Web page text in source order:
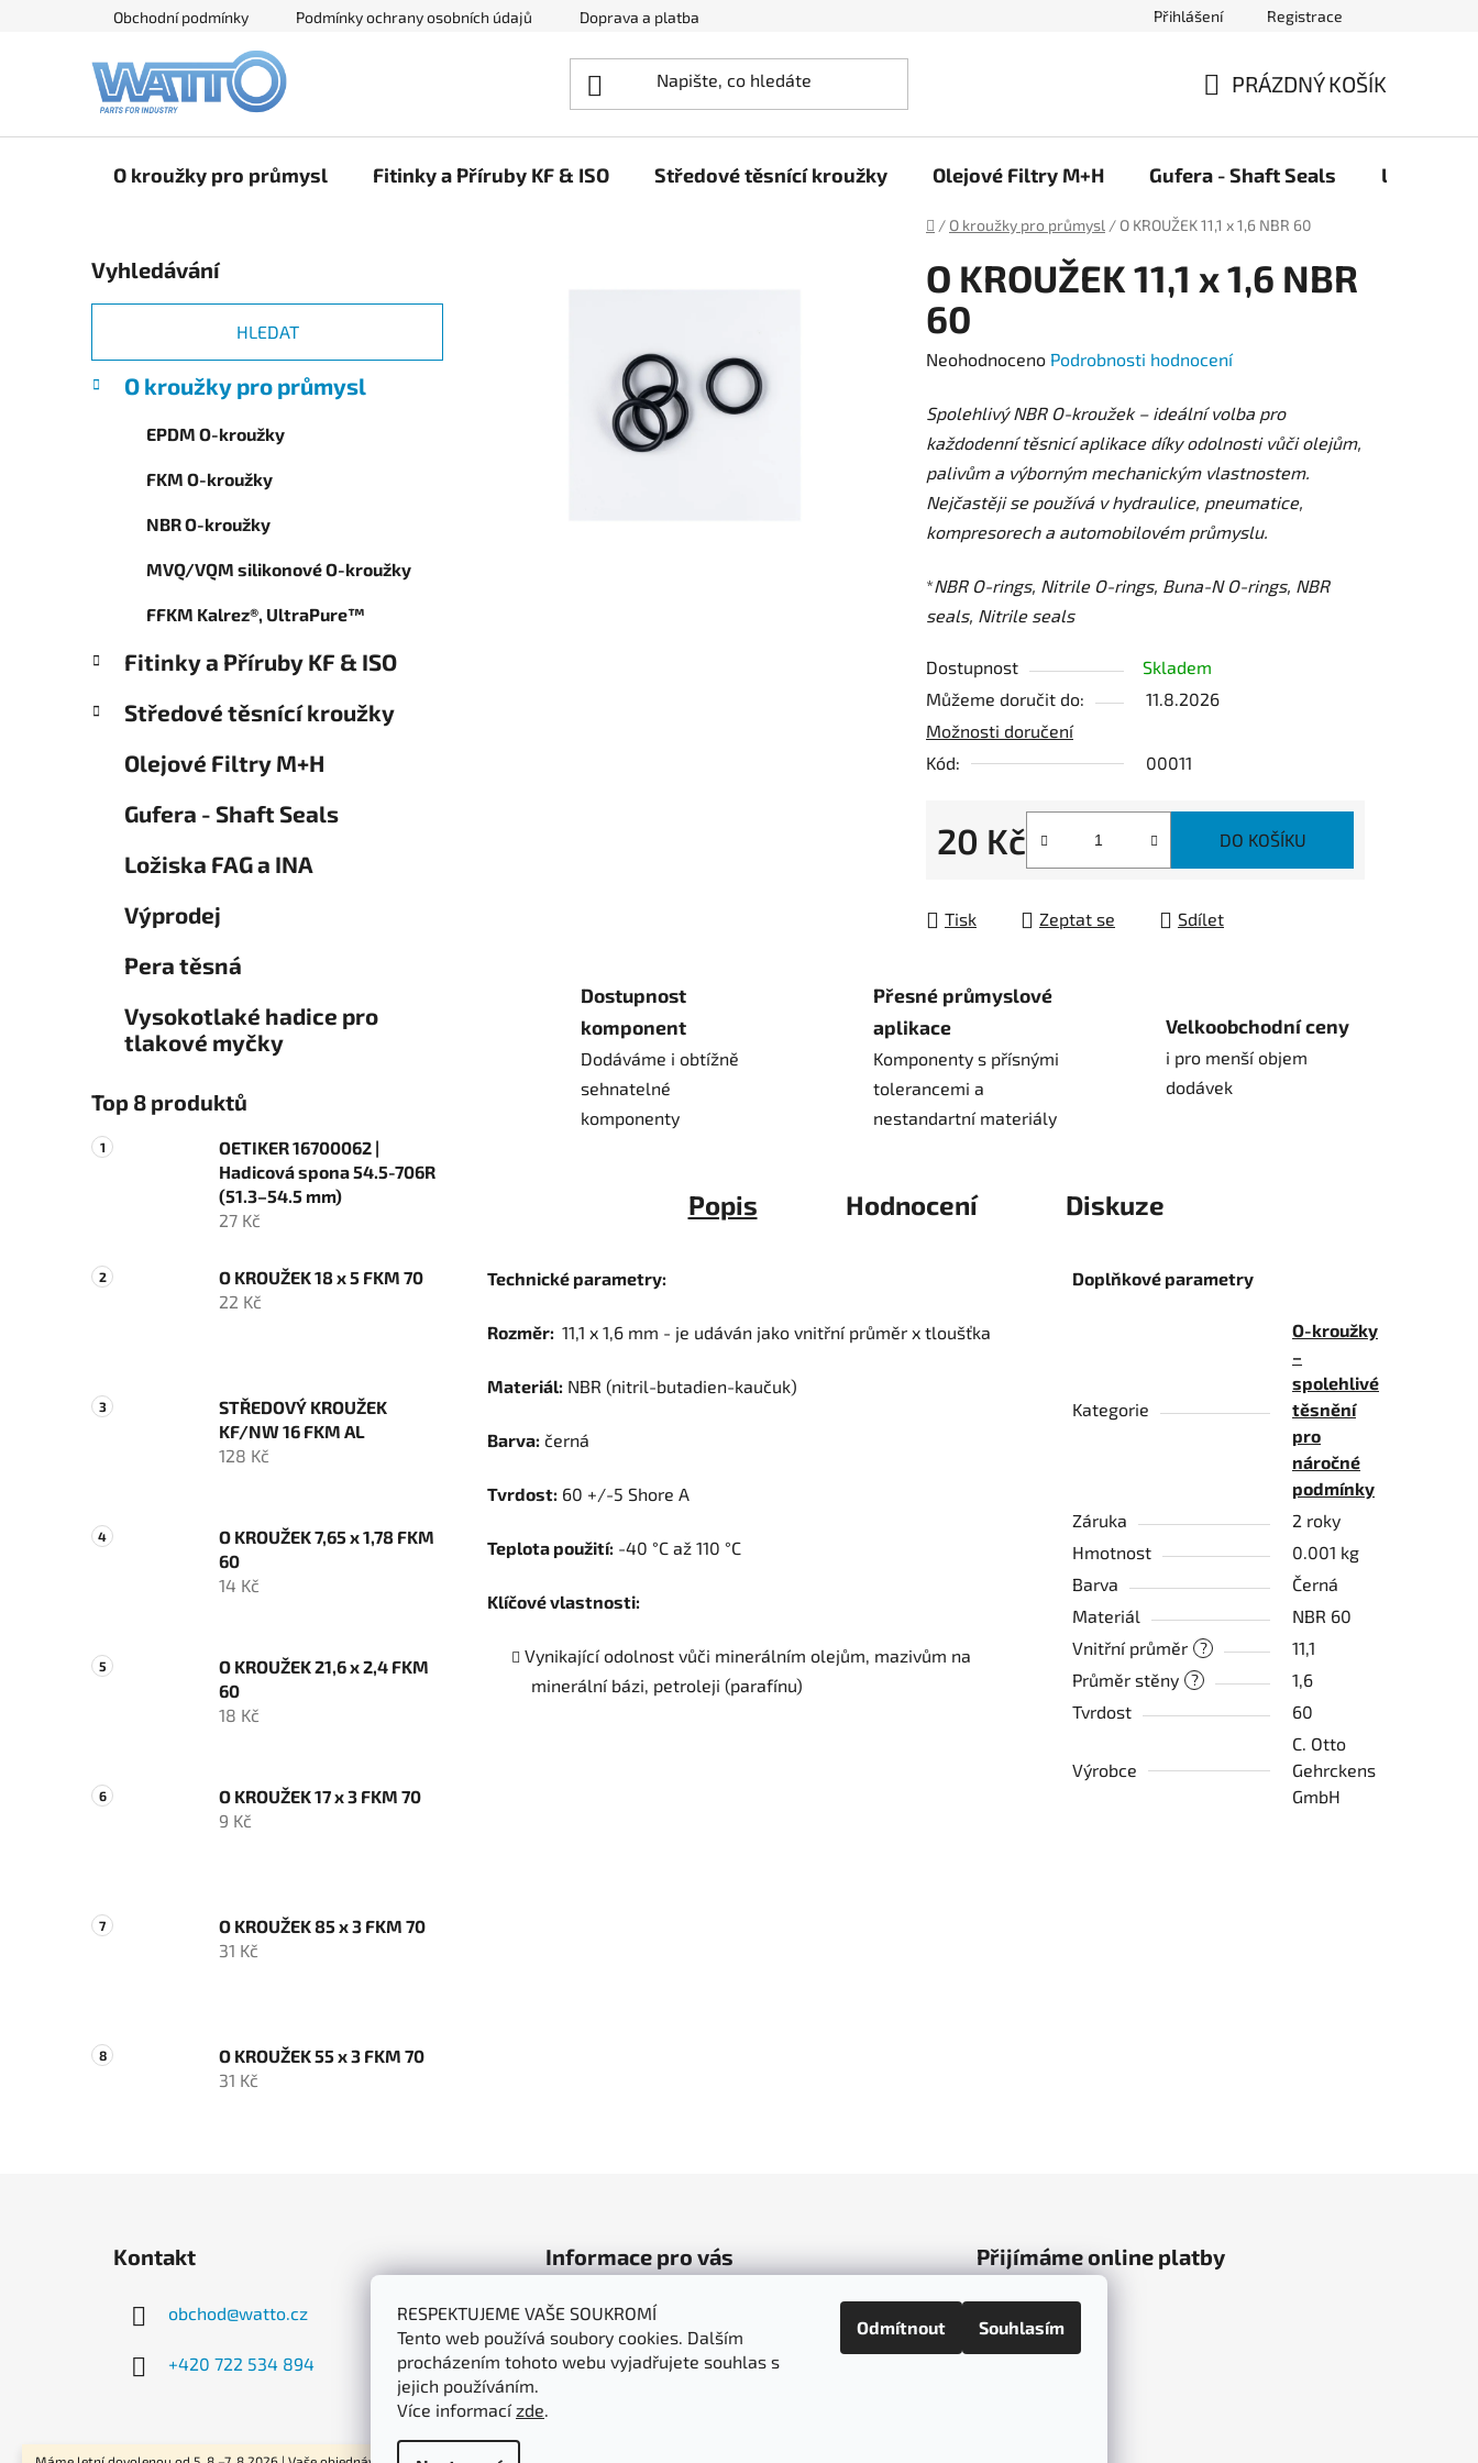
RESPEKTUJEME VAŠE SOUKROMÍ
Tento web používá soubory cookies. Dalším
procházením tohoto webu vyjadřujete souhlas s
jejich používáním.
Více informacízde.
Odmítnout Souhlasím
Obchodní podmínky Podmínky ochrany osobních údajů Doprava a platba Přihlášení Registrace
KOŠÍK
PRÁZDNÝ KOŠÍK
O kroužky pro průmysl Fitinky a Příruby KF & ISO Středové těsnící kroužky Olejové Filtry M+H Gufera - Shaft Seals Ložiska
Domů
/ O kroužky pro průmysl / O KROUŽEK 11,1 x 1,6 NBR 60
o
s
r
a
Vyhledávání
HLEDAT
kategorie
K
a
O kroužky pro průmysl
EPDM O-kroužky
FKM O-kroužky
NBR O-kroužky
MVQ/VQM silikonové O-kroužky
FFKM Kalrez®, UltraPure™
Fitinky a Příruby KF & ISO
Středové těsnící kroužky
Olejové Filtry M+H
Gufera - Shaft Seals
Ložiska FAG a INA
Výprodej
Pera těsná
Vysokotlaké hadice pro
tlakové myčky
Top 8 produktů
OETIKER 16700062 |
Hadicová spona 54.5-706R
(51.3–54.5 mm)
27 Kč
O KROUŽEK 18 x 5 FKM 70
22 Kč
STŘEDOVÝ KROUŽEK
KF/NW 16 FKM AL
128 Kč
O KROUŽEK 7,65 x 1,78 FKM
60
14 Kč
O KROUŽEK 21,6 x 2,4 FKM
60
18 Kč
O KROUŽEK 17 x 3 FKM 70
9 Kč
O KROUŽEK 85 x 3 FKM 70
31 Kč
O KROUŽEK 55 x 3 FKM 70
31 Kč
O KROUŽEK 11,1 x 1,6 NBR
60
Průměrné
produktu
je
0,0
z
5
Neohodnoceno Podrobnosti hodnocení
Spolehlivý NBR O-kroužek – ideální volba pro
každodenní těsnicí aplikace díky odolnosti vůči olejům,
palivům a výborným mechanickým vlastnostem.
Nejčastěji se používá v hydraulice, pneumatice,
kompresorech a automobilovém průmyslu.
*NBR O-rings, Nitrile O-rings, Buna-N O-rings, NBR
seals, Nitrile seals
Dostupnost
Skladem
Můžeme doručit do:
11.8.2026
Možnosti doručení
Kód:
00011
20 Kč
Měrná cena:
DO KOŠÍKU
Tisk Zeptat se Sdílet
Dostupnost
komponent
Dodáváme i obtížně
sehnatelné
komponenty
Přesné průmyslové
aplikace
Komponenty s přísnými
tolerancemi a
nestandartní materiály
Velkoobchodní ceny
i pro menší objem
dodávek
Popis Hodnocení Diskuze
Technické parametry:
Rozměr: 11,1 x 1,6 mm - je udáván jako vnitřní průměr x tloušťka
Materiál: NBR (nitril-butadien-kaučuk)
Barva: černá
Tvrdost: 60 +/-5 Shore A
Teplota použití: -40 °C až 110 °C
Klíčové vlastnosti:
Vynikající odolnost vůči minerálním olejům, mazivům na
minerální bázi, petroleji (parafínu)
Doplňkové parametry
Kategorie
O-kroužky
–
spolehlivé
těsnění
pro
náročné
podmínky
Záruka
2 roky
Hmotnost
0.001 kg
Barva
Černá
Materiál
NBR 60
?
Vnitřní průměr 11,1
?
Průměr stěny
1,6
Tvrdost
60
Výrobce
C. Otto
Gehrckens
GmbH
Kontakt
obchod@watto.cz
+420 722 534 894
Informace pro vás
Obchodní podmínky
Podmínky ochrany osobních údajů
Doprava a platba
Přijímáme online platby